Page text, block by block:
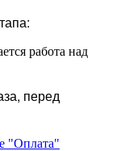
работа над
перед
"Оплата"